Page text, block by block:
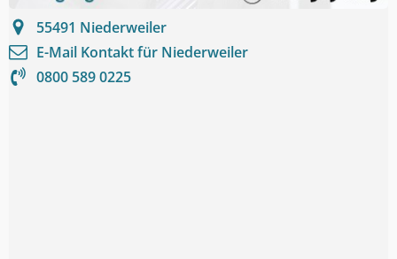
55491 Niederweiler
E-Mail Kontakt für Niederweiler
0800 589 0225